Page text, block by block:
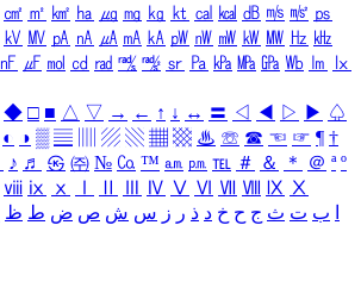
㎠ ㎡ ㎢ ㏊ ㎍ ㎎ ㎏ ㏏ ㎈ ㎉ ㏈ ㎧ ㎨ ㎰
㎸ ㎹ ㎀ ㎁ ㎂ ㎃ ㎄ ㎺ ㎻ ㎽ ㎾ ㎿ ㎐ ㎑
㎋ ㎌ ㏖ ㏅ ㎭ ㎮ ㎯ ㏛ ㎩ ㎪ ㎫ ㎬ ㏝ ㏐
㏓
◆ □ ■ △ ▽ → ← ↑ ↓ ↔ 〓 ◁ ◀ ▷ ▶ ♤
◐ ◑ ▒ ▤ ▨ ▧ ▦ ▩ ♨ ☏ ☎ ☜ ☞ ¶ †
♪ ♬ ㉿ ㈜ № ㏇ ™ ㏂ ㏘ ℡ ＃ ＆ ＊ ＠ ª º
ⅷ ⅸ ⅹ Ⅳ Ⅴ Ⅵ Ⅶ Ⅷ Ⅸ Ⅹ
ب ت ث ج ح خ د ذ ر ز س ش ص ض ط ظ